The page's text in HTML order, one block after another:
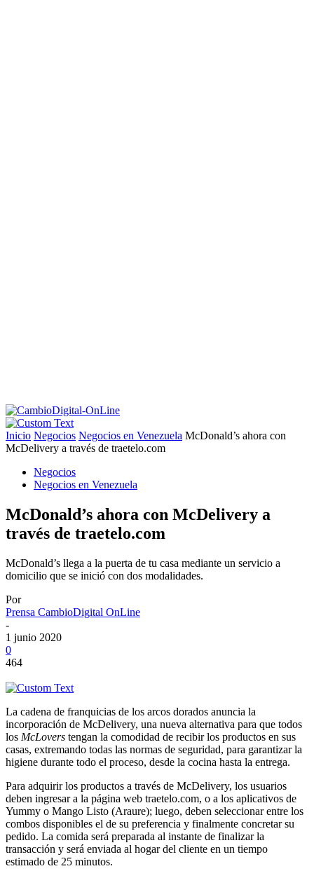
Inicio Negocios Negocios en Venezuela McDonald’s ahora con
McDelivery a través de traetelo.com
Negocios
Negocios en Venezuela
McDonald’s ahora con McDelivery a
través de traetelo.com
McDonald’s llega a la puerta de tu casa mediante un servicio a
domicilio que se inició con dos modalidades.
Por
Prensa CambioDigital OnLine
-
1 junio 2020
0
464
La cadena de franquicias de los arcos dorados anuncia la
incorporación de McDelivery, una nueva alternativa para que todos
los McLovers tengan la comodidad de recibir los productos en sus
casas, extremando todas las normas de seguridad, para garantizar la
higiene durante todo el proceso, desde la cocina hasta la entrega.
Para adquirir los productos a través de McDelivery, los usuarios
deben ingresar a la página web traetelo.com, o a los aplicativos de
Yummy o Mango Listo (Araure); luego, deben seleccionar entre los
combos disponibles el de su preferencia y finalmente concretar su
pedido. La comida será preparada al instante de finalizar la
transacción y será enviada al hogar del cliente en un tiempo
estimado de 25 minutos.